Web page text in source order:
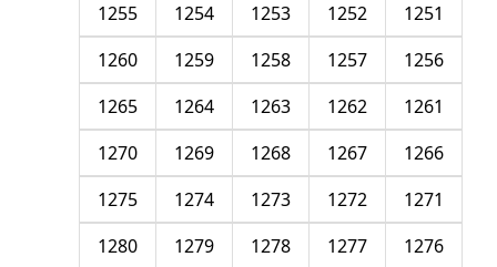
1251
1252
1253
1254
1255
1256
1257
1258
1259
1260
1261
1262
1263
1264
1265
1266
1267
1268
1269
1270
1271
1272
1273
1274
1275
1276
1277
1278
1279
1280